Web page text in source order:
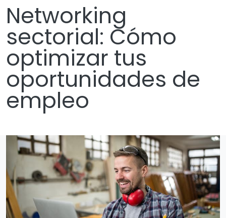
Networking
sectorial: Cómo
optimizar tus
oportunidades de
empleo